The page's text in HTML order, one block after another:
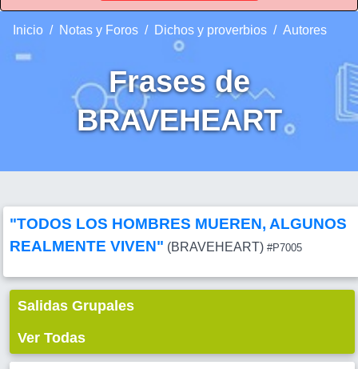
Inicio Notas y Foros Dichos y proverbios Autores
Frases de
BRAVEHEART
"TODOS LOS HOMBRES MUEREN, ALGUNOS
REALMENTE VIVEN" (BRAVEHEART) #P7005
Salidas Grupales
Ver Todas